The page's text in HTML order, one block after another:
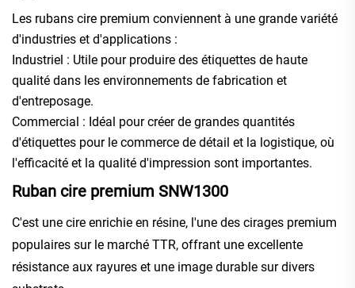
Les rubans cire premium conviennent à une grande variété
d'industries et d'applications :
Industriel : Utile pour produire des étiquettes de haute
qualité dans les environnements de fabrication et
d'entreposage.
Commercial : Idéal pour créer de grandes quantités
d'étiquettes pour le commerce de détail et la logistique, où
l'efficacité et la qualité d'impression sont importantes.
Ruban cire premium SNW1300
C'est une cire enrichie en résine, l'une des cirages premium
populaires sur le marché TTR, offrant une excellente
résistance aux rayures et une image durable sur divers